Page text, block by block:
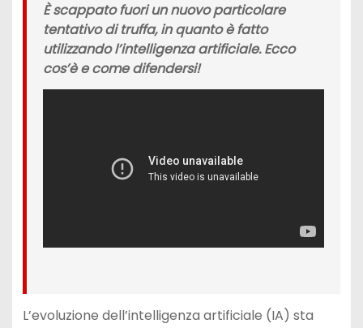
È scappato fuori un nuovo particolare
tentativo di truffa, in quanto è fatto
utilizzando l’intelligenza artificiale. Ecco
cos’è e come difendersi!
L’evoluzione dell’intelligenza artificiale (IA) sta